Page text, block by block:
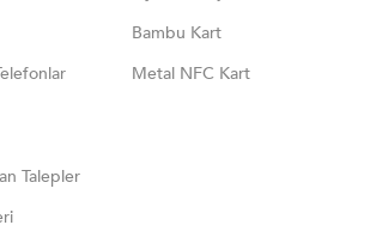
Talepler
Bambu Kart
Metal NFC Kart